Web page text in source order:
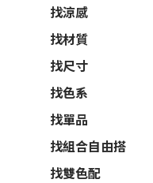
找涼感
找材質
找尺寸
找色系
找單品
找組合自由搭
找雙色配